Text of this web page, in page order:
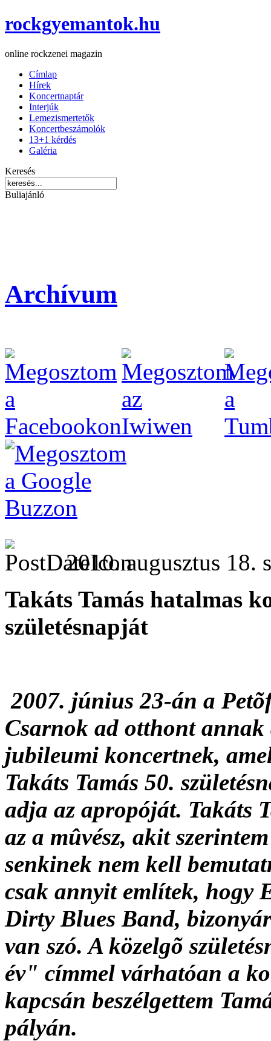
rockgyemantok.hu
online rockzenei magazin
Címlap
Hírek
Koncertnaptár
Interjúk
Lemezismertetők
Koncertbeszámolók
13+1 kérdés
Galéria
Keresés
Buliajánló
Archívum
2010. augusztus 18.
Takáts Tamás hatalmas
születésnapját
2007. június 23-án a
Csarnok ad otthont annak
jubileumi koncertnek,
Takáts Tamás 50.
adja az apropóját. Takáts
az a mûvész, akit szerintem
senkinek nem kell
csak annyit említek, hogy
Dirty Blues Band,
van szó. A közelgõ
év" címmel várhatóan a
kapcsán beszélgettem
pályán.